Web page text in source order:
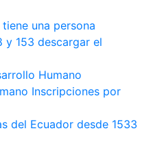
una persona
y 153 descargar el
Humano
Inscripciones por
del Ecuador desde 1533